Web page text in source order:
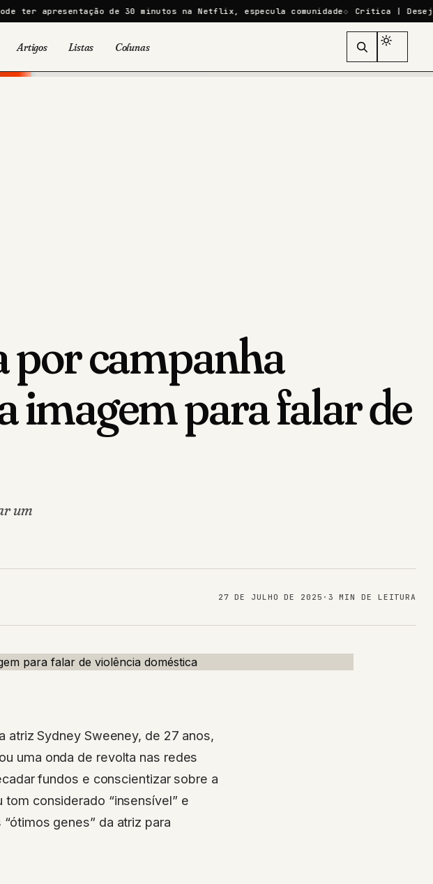
apresentação de 30 minutos na Netflix, especula comunidade Crítica | Desejo em
Artigos Listas Colunas
por campanha
imagem para falar de
um
27 DE JULHO DE 2025 · 3 MIN DE LEITURA
atriz Sydney Sweeney, de 27 anos,
uma onda de revolta nas redes
fundos e conscientizar sobre a
considerado “insensível” e
genes” da atriz para